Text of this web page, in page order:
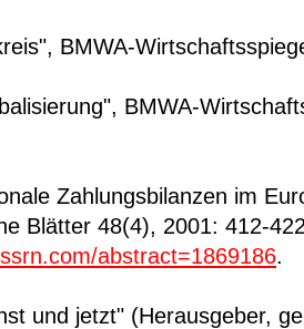
BMWA-
BMWA-
Zahlungsbilanzen im
Blätter 48(4), 2001: 412-
ssrn.com/abstract=1869186.
und jetzt" (Herausgeber,